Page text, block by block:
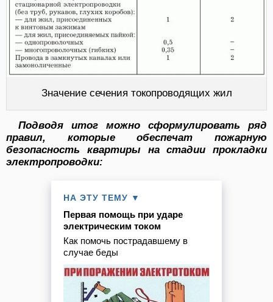
Значение сечения токопроводящих жил
Подводя итог можно сформулировать ряд
правил, которые обеспечат пожарную
безопасность квартиры на стадии прокладки
электропроводки:
НА ЭТУ ТЕМУ ▼
Первая помощь при ударе
электрическим током
Как помочь пострадавшему в
случае беды